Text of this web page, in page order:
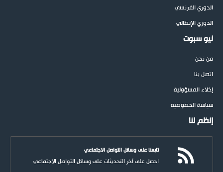
الدوري الفرنسي
الدوري الإيطالي
نيو سبوت
من نحن
اتصل بنا
إخلاء المسؤولية
سياسة الخصوصية
إنظم لنا
تابعنا على وسائل التواصل الاجتماعي
احصل على آخر التحديثات على وسائل التواصل الاجتماعي